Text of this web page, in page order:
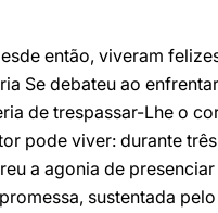
então, viveram
Se debateu ao
de trespassar-Lhe o
pode viver: durante
a agonia de
sustentada